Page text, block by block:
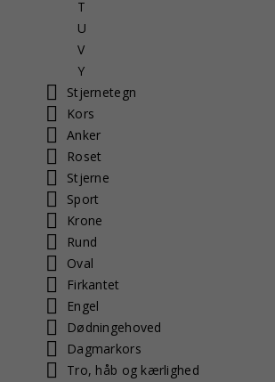
T
U
V
Y
Stjernetegn
Kors
Anker
Roset
Stjerne
Sport
Krone
Rund
Oval
Firkantet
Engel
Dødningehoved
Dagmarkors
Tro, håb og kærlighed